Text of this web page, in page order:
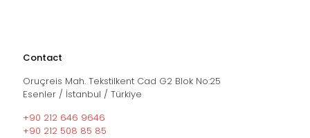
Contact
Oruçreis Mah. Tekstilkent Cad G2 Blok No:25
Esenler / İstanbul / Türkiye
+90 212 646 9646
+90 212 508 85 85